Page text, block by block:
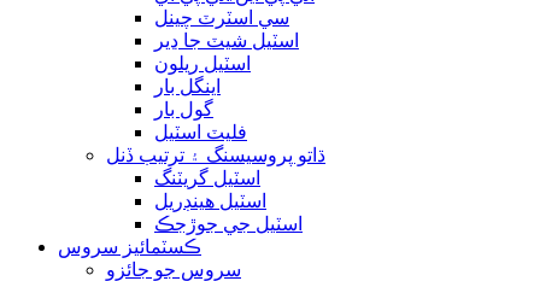
سي اسٽرٽ چينل
اسٽيل شيٽ جا ڍير
اسٽيل ريلون
اينگل بار
گول بار
فليٽ اسٽيل
ڌاتو پروسيسنگ ۽ ترتيب ڏنل
اسٽيل گريٽنگ
اسٽيل هينڊريل
اسٽيل جي جوڙجڪ
ڪسٽمائيز سروس
سروس جو جائزو